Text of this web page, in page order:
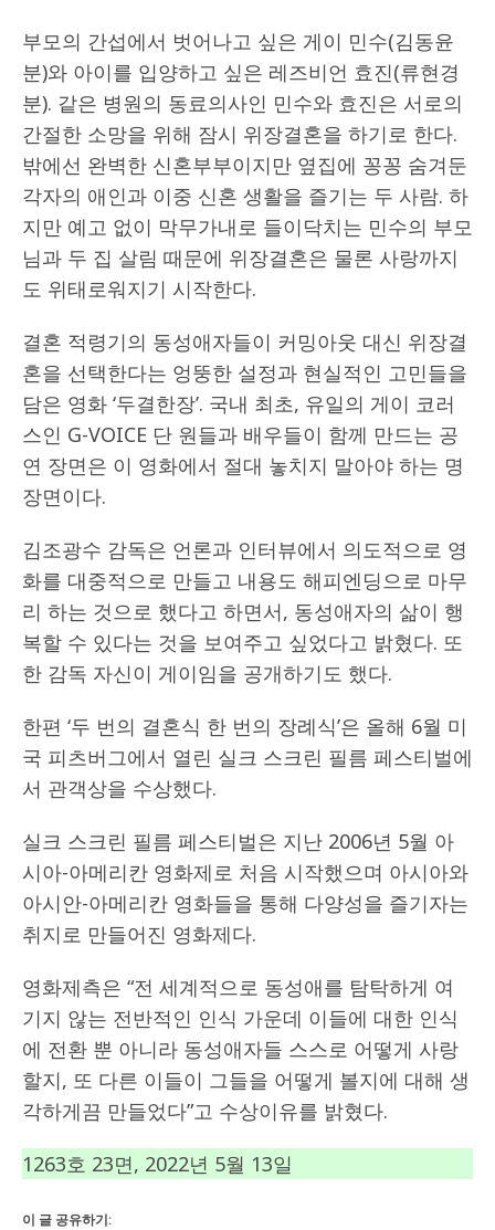
부모의 간섭에서 벗어나고 싶은 게이 민수(김동윤
분)와 아이를 입양하고 싶은 레즈비언 효진(류현경
분). 같은 병원의 동료의사인 민수와 효진은 서로의
간절한 소망을 위해 잠시 위장결혼을 하기로 한다.
밖에선 완벽한 신혼부부이지만 옆집에 꽁꽁 숨겨둔
각자의 애인과 이중 신혼 생활을 즐기는 두 사람. 하
지만 예고 없이 막무가내로 들이닥치는 민수의 부모
님과 두 집 살림 때문에 위장결혼은 물론 사랑까지
도 위태로워지기 시작한다.
결혼 적령기의 동성애자들이 커밍아웃 대신 위장결
혼을 선택한다는 엉뚱한 설정과 현실적인 고민들을
담은 영화 ‘두결한장’. 국내 최초, 유일의 게이 코러
스인 G-VOICE 단 원들과 배우들이 함께 만드는 공
연 장면은 이 영화에서 절대 놓치지 말아야 하는 명
장면이다.
김조광수 감독은 언론과 인터뷰에서 의도적으로 영
화를 대중적으로 만들고 내용도 해피엔딩으로 마무
리 하는 것으로 했다고 하면서, 동성애자의 삶이 행
복할 수 있다는 것을 보여주고 싶었다고 밝혔다. 또
한 감독 자신이 게이임을 공개하기도 했다.
한편 ‘두 번의 결혼식 한 번의 장례식’은 올해 6월 미
국 피츠버그에서 열린 실크 스크린 필름 페스티벌에
서 관객상을 수상했다.
실크 스크린 필름 페스티벌은 지난 2006년 5월 아
시아-아메리칸 영화제로 처음 시작했으며 아시아와
아시안-아메리칸 영화들을 통해 다양성을 즐기자는
취지로 만들어진 영화제다.
영화제측은 “전 세계적으로 동성애를 탐탁하게 여
기지 않는 전반적인 인식 가운데 이들에 대한 인식
에 전환 뿐 아니라 동성애자들 스스로 어떻게 사랑
할지, 또 다른 이들이 그들을 어떻게 볼지에 대해 생
각하게끔 만들었다”고 수상이유를 밝혔다.
1263호 23면, 2022년 5월 13일
이 글 공유하기: